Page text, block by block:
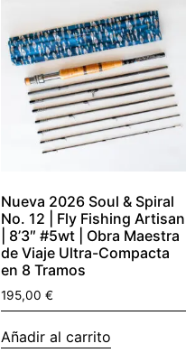
Nueva 2026 Soul & Spiral
No. 12 | Fly Fishing Artisan
| 8’3″ #5wt | Obra Maestra
de Viaje Ultra-Compacta
en 8 Tramos
195,00 €
Añadir al carrito